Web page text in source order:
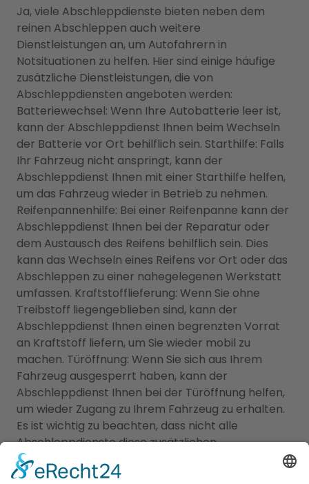
Ja, viele Abschleppdienste bieten neben dem
reinen Abschleppen auch weitere
Dienstleistungen an, um Autofahrern in
Notsituationen zu helfen. Hier sind einige häufige
zusätzliche Dienstleistungen, die von
Abschleppdiensten angeboten werden:
Batteriewechsel: Wenn Ihre Autobatterie leer ist,
kann der Abschleppdienst Ihnen beim Wechseln
der Batterie vor Ort behilflich sein. Starthilfe: Falls
Ihr Fahrzeug nicht anspringt, kann der
Abschleppdienst Ihnen mit einer Starthilfe helfen,
um das Fahrzeug wieder in Betrieb zu nehmen.
Reifenpannenhilfe: Bei einer Reifenpanne kann der
Abschleppdienst Ihnen bei der Reparatur oder
dem Austausch des Reifens behilflich sein. Dies
kann das Wechseln eines Reifens vor Ort oder das
Abschleppen zu einer nahegelegenen Werkstatt
umfassen. Kraftstofflieferung: Wenn Sie ohne
Treibstoff liegengeblieben sind, kann der
Abschleppdienst Ihnen einen begrenzten Vorrat
an Kraftstoff liefern, um Sie wieder mobil zu
machen. Türöffnung: Wenn Sie sich aus Ihrem
Fahrzeug ausgesperrt haben, kann der
Abschleppdienst Ihnen bei der Türöffnung helfen,
um wieder Zugang zu Ihrem Fahrzeug zu erhalten.
Es ist wichtig zu beachten, dass nicht alle
Abschleppdienste diese zusätzlichen
Dienstleistungen anbieten. Informieren Sie sich
daher im Voraus bei einem Abschleppdienst über